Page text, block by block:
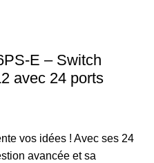
E – Switch
avec 24 ports
vos idées ! Avec ses 24
avancée et sa